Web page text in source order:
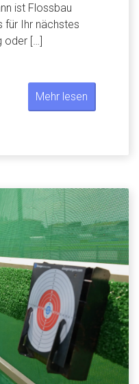
ist Flossbau
für Ihr nächstes
oder […]
Mehr lesen